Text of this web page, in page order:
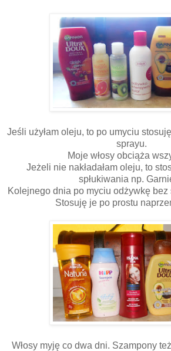
Jeśli użyłam oleju, to po umyciu
sprayu.
Moje włosy obciąża
Jeżeli nie nakładałam oleju, to
spłukiwania np.
Kolejnego dnia po myciu odżywkę bez
Stosuję je po prostu
Włosy myję co dwa dni. Szampony